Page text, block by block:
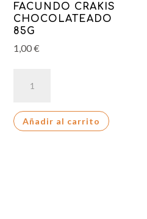
FACUNDO CRAKIS
CHOCOLATEADO
85G
1,00€
CRAKIS
85GAñadir al carrito